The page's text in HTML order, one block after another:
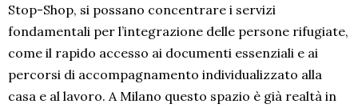
Stop-Shop, si possano concentrare i servizi
fondamentali per l’integrazione delle persone rifugiate,
come il rapido accesso ai documenti essenziali e ai
percorsi di accompagnamento individualizzato alla
casa e al lavoro. A Milano questo spazio è già realtà in